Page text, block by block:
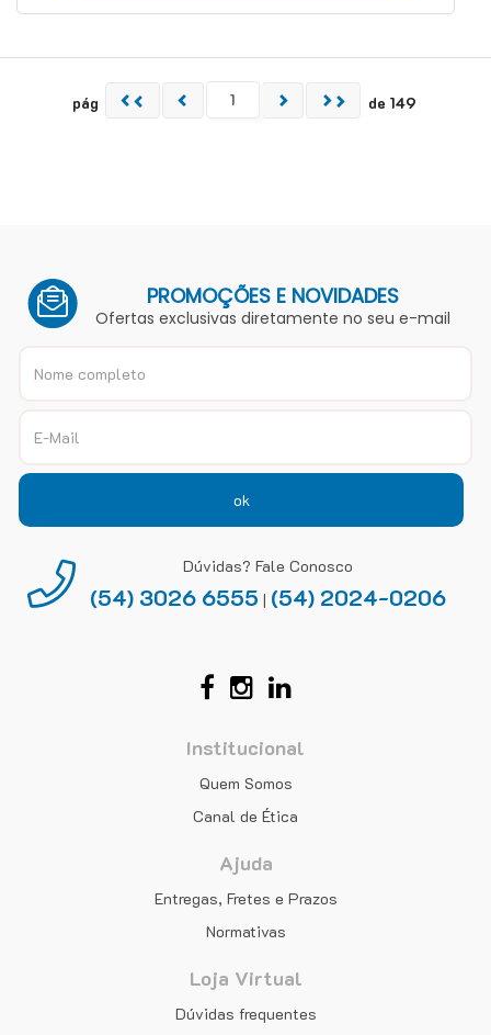
pág de 149
PROMOÇÕES E NOVIDADES
Ofertas exclusivas diretamente no seu e-mail
ok
Dúvidas? Fale Conosco
(54) 3026 6555 | (54) 2024-0206
Institucional
Quem Somos
Canal de Ética
Ajuda
Entregas, Fretes e Prazos
Normativas
Loja Virtual
Dúvidas frequentes